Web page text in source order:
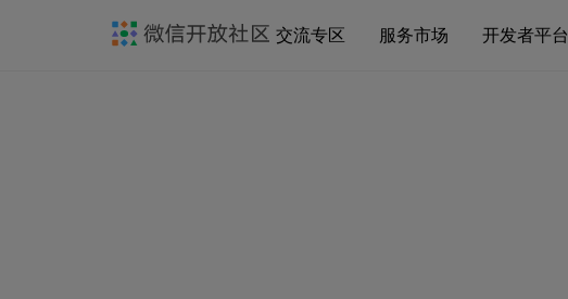
交流专区 服务市场 开发者平台